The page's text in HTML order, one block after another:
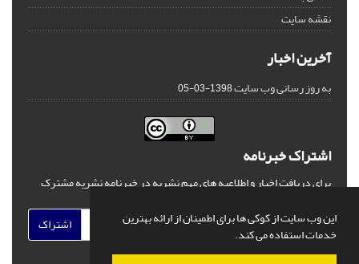
این وب سایت از کوکی ها برای اطمینان از ارائه بهترین
خدمات استفاده می کند.
نقشه سایت
آخرین اخبار
به روز رسانی وب سایت1398-03-05
اشتراک خبرنامه
برای دریافت اخبار و اطلاعیه های مهم نشریه در خبرنامه نشریه مشترک
اشتراک